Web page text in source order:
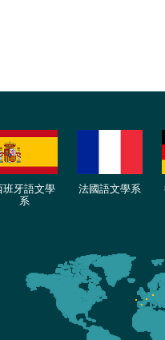
班牙語文學
系
法國語文學系